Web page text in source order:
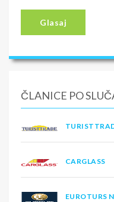
Glasaj
ČLANICE PO
CARGLASS
EUROTURS